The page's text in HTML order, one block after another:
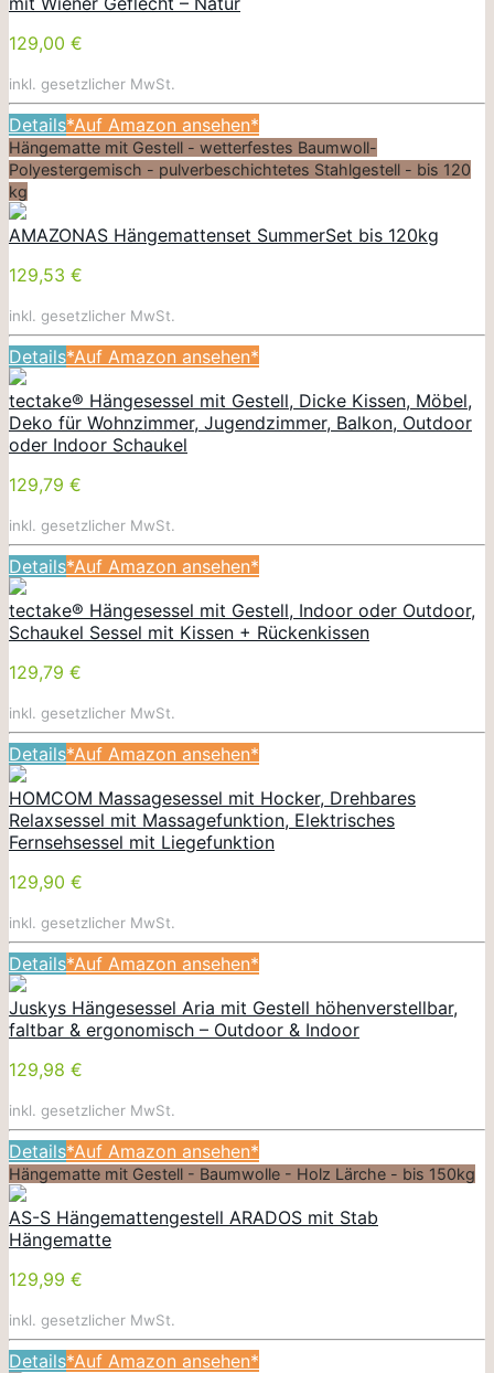
129,00 €
inkl. gesetzlicher MwSt.
Details*Auf Amazon ansehen*
Hängematte mit Gestell - wetterfestes Baumwoll-
Polyestergemisch - pulverbeschichtetes Stahlgestell - bis 120
kg
AMAZONAS Hängemattenset SummerSet bis 120kg
129,53 €
inkl. gesetzlicher MwSt.
Details*Auf Amazon ansehen*
tectake® Hängesessel mit Gestell, Dicke Kissen, Möbel,
Deko für Wohnzimmer, Jugendzimmer, Balkon, Outdoor
oder Indoor Schaukel
129,79 €
inkl. gesetzlicher MwSt.
Details*Auf Amazon ansehen*
tectake® Hängesessel mit Gestell, Indoor oder Outdoor,
Schaukel Sessel mit Kissen + Rückenkissen
129,79 €
inkl. gesetzlicher MwSt.
Details*Auf Amazon ansehen*
HOMCOM Massagesessel mit Hocker, Drehbares
Relaxsessel mit Massagefunktion, Elektrisches
Fernsehsessel mit Liegefunktion
129,90 €
inkl. gesetzlicher MwSt.
Details*Auf Amazon ansehen*
Juskys Hängesessel Aria mit Gestell höhenverstellbar,
faltbar & ergonomisch – Outdoor & Indoor
129,98 €
inkl. gesetzlicher MwSt.
Details*Auf Amazon ansehen*
Hängematte mit Gestell - Baumwolle - Holz Lärche - bis 150kg
AS-S Hängemattengestell ARADOS mit Stab
Hängematte
129,99 €
inkl. gesetzlicher MwSt.
Details*Auf Amazon ansehen*